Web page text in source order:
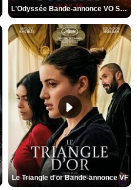
L'Odyssée Bande-annonce VO STFR
Le Triangle d'or Bande-annonce VF